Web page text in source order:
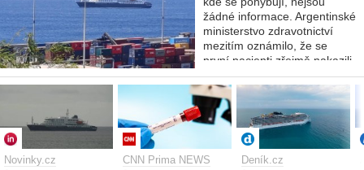
žádné informace. Argentinské
ministerstvo zdravotnictví
mezitím oznámilo, že se
první pacienti zřejmě nakazili
od hlodavců na…
Novinky.cz
CNN Prima NEWS
Deník.cz